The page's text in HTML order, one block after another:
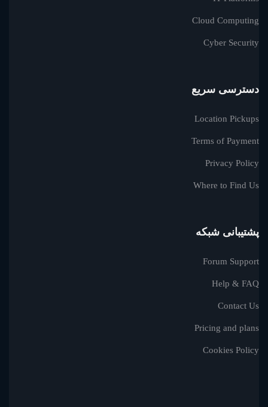
Cloud Computing
Cyber Security
دسترسی سریع
Location Pickups
Terms of Payment
Privacy Policy
Where to Find Us
پشتیبانی شبکه
Forum Support
Help & FAQ
Contact Us
Pricing and plans
Cookies Policy